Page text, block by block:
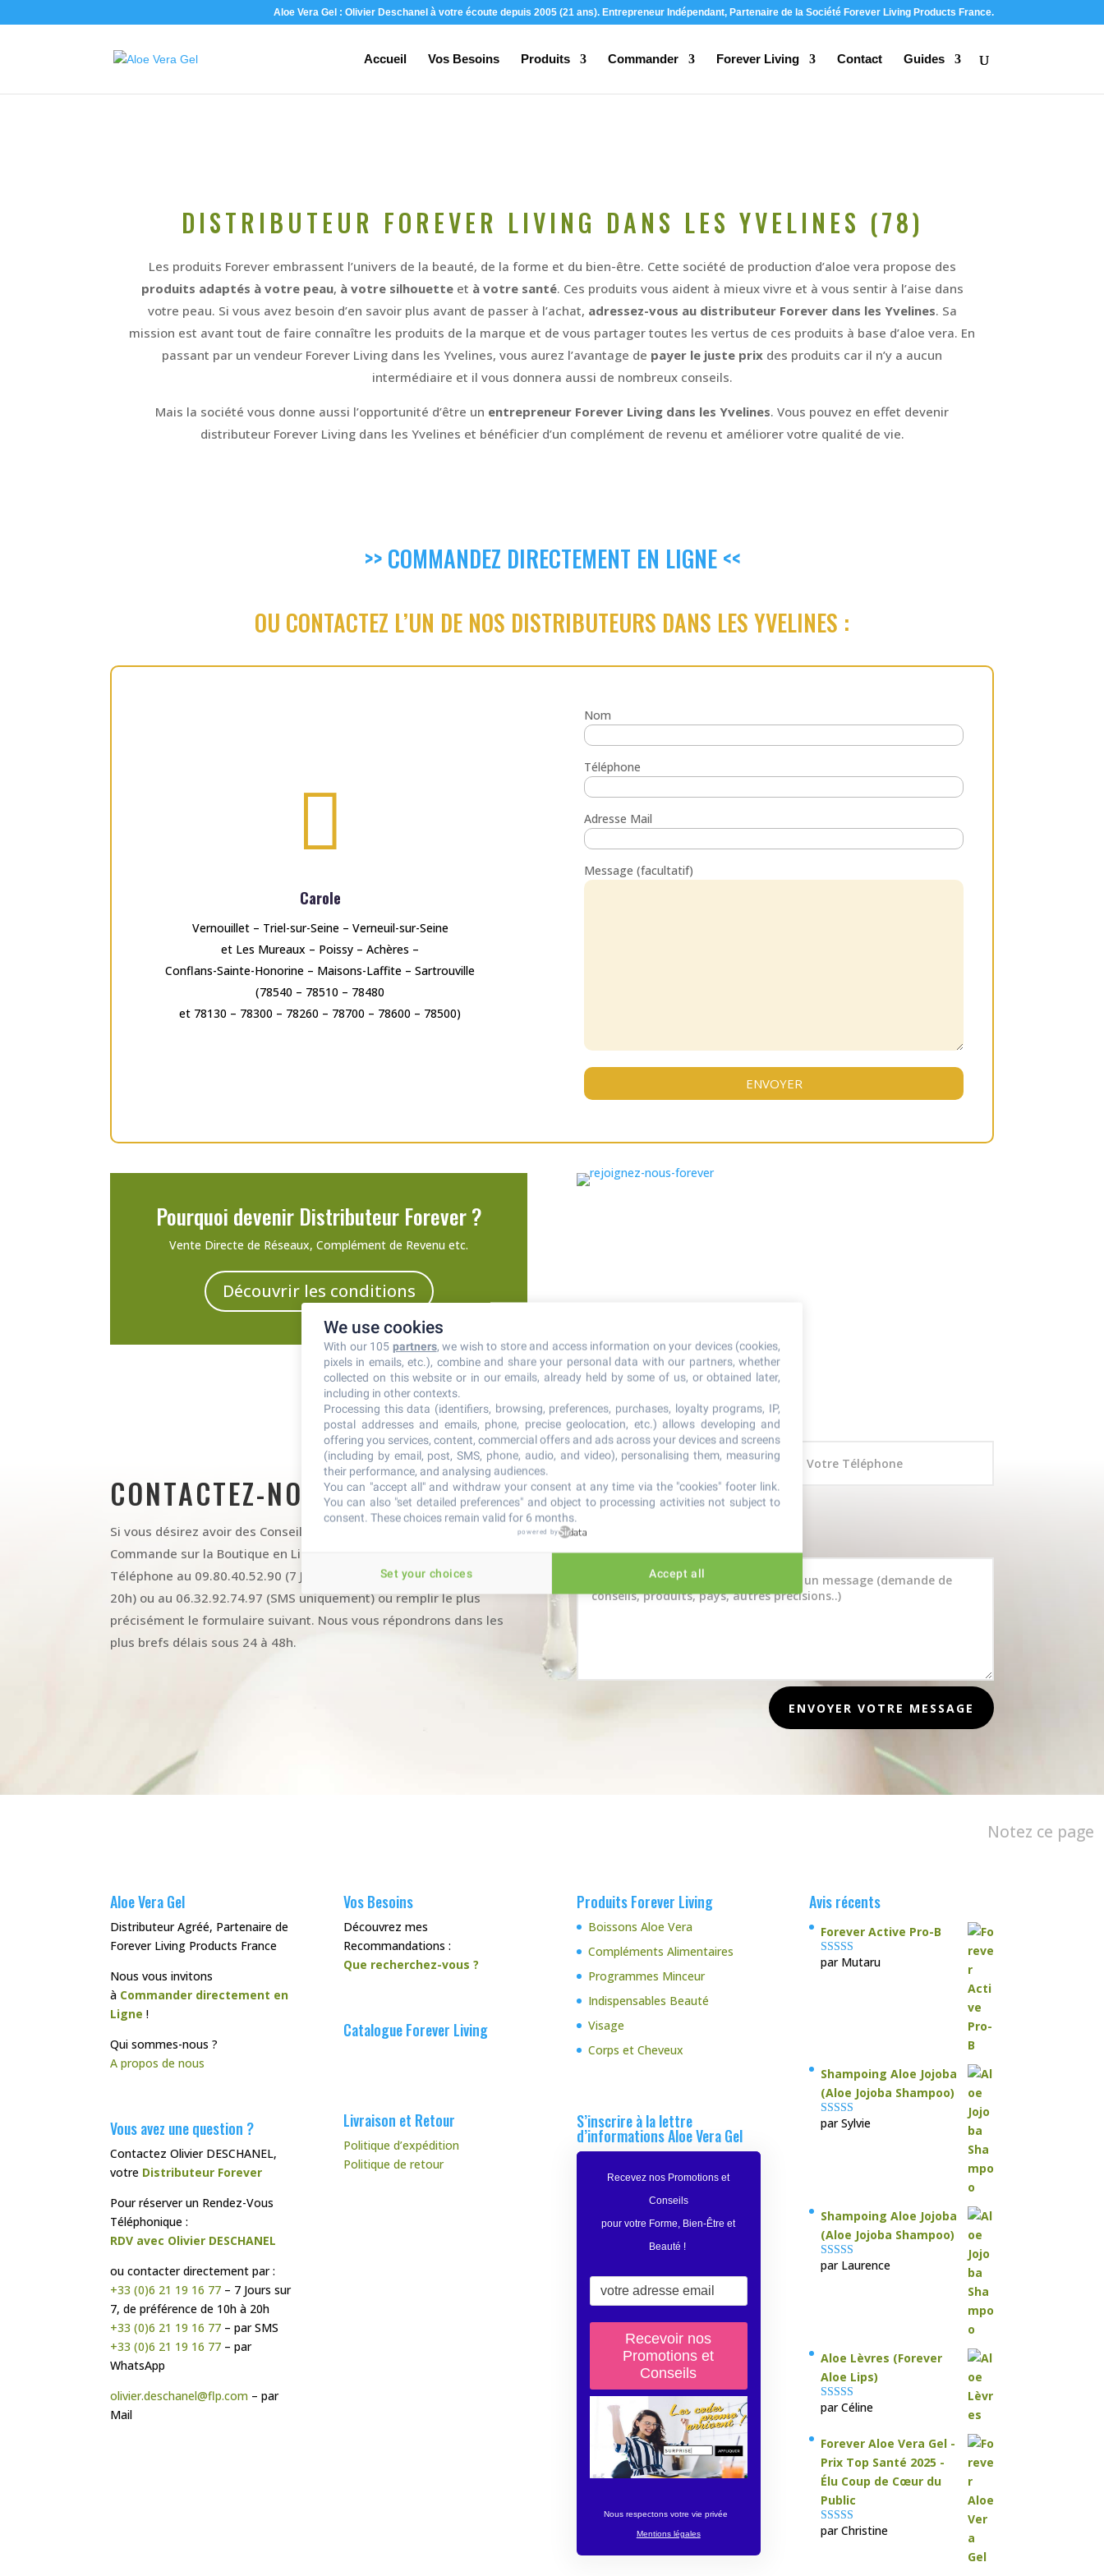
Aloe Vera Gel : Olivier Deschanel à votre écoute depuis 2005 (21 ans). Entrepreneur Indépendant, Partenaire de la Société Forever Living Products France.
Accueil Vos Besoins Produits Commander Forever Living Contact Guides
DISTRIBUTEUR FOREVER LIVING DANS LES YVELINES (78)
Les produits Forever embrassent l’univers de la beauté, de la forme et du bien-être. Cette société de production d’aloe vera propose des
produits adaptés à votre peau, à votre silhouetteet à votre santé. Ces produits vous aident à mieux vivre et à vous sentir à l’aise dans
votre peau. Si vous avez besoin d’en savoir plus avant de passer à l’achat, adressez-vous au distributeur Forever dans les Yvelines. Sa
mission est avant tout de faire connaître les produits de la marque et de vous partager toutes les vertus de ces produits à base d’aloe vera. En
passant par un vendeur Forever Living dans les Yvelines, vous aurez l’avantage de payer le juste prix des produits car il n’y a aucun
intermédiaire et il vous donnera aussi de nombreux conseils.
Mais la société vous donne aussi l’opportunité d’être un entrepreneur Forever Living dans les Yvelines. Vous pouvez en effet devenir
distributeur Forever Living dans les Yvelines et bénéficier d’un complément de revenu et améliorer votre qualité de vie.
>> COMMANDEZ DIRECTEMENT EN LIGNE <<
OU CONTACTEZ L’UN DE NOS DISTRIBUTEURS DANS LES YVELINES :

Carole
Vernouillet – Triel-sur-Seine – Verneuil-sur-Seine
et Les Mureaux – Poissy – Achères –
Conflans-Sainte-Honorine – Maisons-Laffite – Sartrouville
(78540 – 78510 – 78480
et 78130 – 78300 – 78260 – 78700 – 78600 – 78500)
Nom
Téléphone
Adresse Mail
Message (facultatif)
Pourquoi devenir Distributeur Forever ?
Vente Directe de Réseaux, Complément de Revenu etc.
Découvrir les conditions
Contactez-nous
CONTACTEZ-NOUS DIRECTEMENT
Si vous désirez avoir des Conseils Personnalisés, ou de l’Aide à la
Commande sur la Boutique en Ligne, merci de nous contacter par
Téléphone au 09.80.40.52.90 (7 Jours sur 7, de préférence de 10h à
20h) ou au 06.32.92.74.97 (SMS uniquement) ou remplir le plus
précisément le formulaire suivant. Nous vous répondrons dans les
plus brefs délais sous 24 à 48h.
ENVOYER VOTRE MESSAGE
Notez ce page
Aloe Vera Gel
Distributeur Agréé, Partenaire de
Forever Living Products France
Nous vous invitons
à Commander directement en
Ligne !
Qui sommes-nous ?
A propos de nous
Vous avez une question ?
Contactez Olivier DESCHANEL,
votre Distributeur Forever
Pour réserver un Rendez-Vous
Téléphonique :
RDV avec Olivier DESCHANEL
ou contacter directement par :
+33 (0)6 21 19 16 77 – 7 Jours sur
7, de préférence de 10h à 20h
+33 (0)6 21 19 16 77 – par SMS
+33 (0)6 21 19 16 77 – par
WhatsApp
olivier.deschanel@flp.com – par
Mail
Vos Besoins
Découvrez mes
Recommandations :
Que recherchez-vous ?
Catalogue Forever Living
Livraison et Retour
Politique d’expédition
Politique de retour
Produits Forever Living
Boissons Aloe Vera
Compléments Alimentaires
Programmes Minceur
Indispensables Beauté
Visage
Corps et Cheveux
S’inscrire à la lettre
d’informations Aloe Vera Gel
Recevez nos Promotions et
Conseils
pour votre Forme, Bien-Être et
Beauté !
Nous respectons votre vie privée
Mentions légales
Avis récents
Forever Active Pro-B
Note4sur
par Mutaru
Shampoing Aloe Jojoba
(Aloe Jojoba Shampoo)
Note5sur 5
par Sylvie
Shampoing Aloe Jojoba
(Aloe Jojoba Shampoo)
Note5sur 5
par Laurence
Aloe Lèvres (Forever
Aloe Lips)
Note5sur 5
par Céline
Forever Aloe Vera Gel -
Prix Top Santé 2025 -
Élu Coup de Cœur du
Public
Note5sur 5
par Christine
We use cookies
With our 105 partners, we wish to store and access information on your devices (cookies,
pixels in emails, etc.), combine and share your personal data with our partners, whether
collected on this website or in our emails, already held by some of us, or obtained later,
including in other contexts.
Processing this data (identifiers, browsing, preferences, purchases, loyalty programs, IP,
postal addresses and emails, phone, precise geolocation, etc.) allows developing and
offering you services, content, commercial offers and ads across your devices and screens
(including by email, post, SMS, phone, audio, and video), personalising them, measuring
their performance, and analysing audiences.
You can "accept all" and withdraw your consent at any time via the "cookies" footer link.
You can also "set detailed preferences" and object to processing activities not subject to
consent. These choices remain valid for 6 months.
powered by
Set your choices Accept all